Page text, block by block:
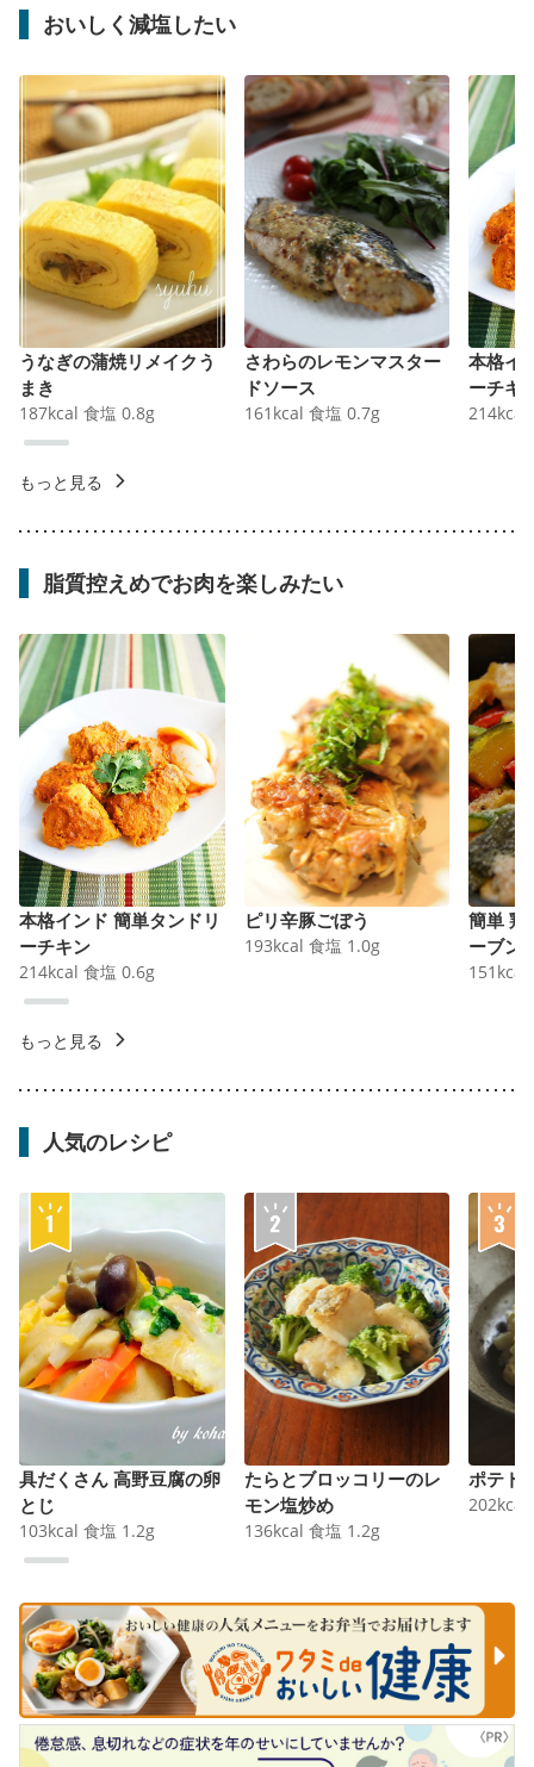
おいしく減塩したい
うなぎの蒲焼リメイクう
まき
187kcal 食塩 0.8g
さわらのレモンマスター
ドソース
161 kcal 食塩 0.7g
本格イ
ーチキ
214kcal
もっと見る
脂質控えめでお肉を楽しみたい
本格インド 簡単タンドリ
ーチキン
214kcal 食塩 0.6g
ピリ辛豚ごぼう
193kcal 食塩 1.0g
簡単 鶏
ーブン
151 kcal
もっと見る
人気のレシピ
具だくさん 高野豆腐の卵
とじ
103kcal 食塩 1.2g
たらとブロッコリーのレ
モン塩炒め
136kcal 食塩 1.2g
ポテト
202kcal